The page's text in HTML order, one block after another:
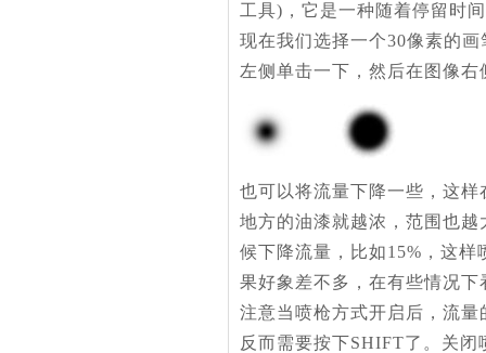
工具)，它是一种随着停留时
现在我们选择一个30像素的
左侧单击一下，然后在图像
也可以将流量下降一些，这
地方的油漆就越浓，范围也
候下降流量，比如15%，这
果好象差不多，在有些情况
注意当喷枪方式开启后，流
反而需要按下SHIFT了。关